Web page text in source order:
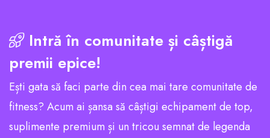
Intră în comunitate și câștigă
premii epice!
Ești gata să faci parte din cea mai tare comunitate de
fitness? Acum ai șansa să câștigi echipament de top,
suplimente premium și un tricou semnat de legenda